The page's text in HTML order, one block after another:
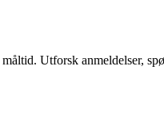
Utforsk anmeldelser,